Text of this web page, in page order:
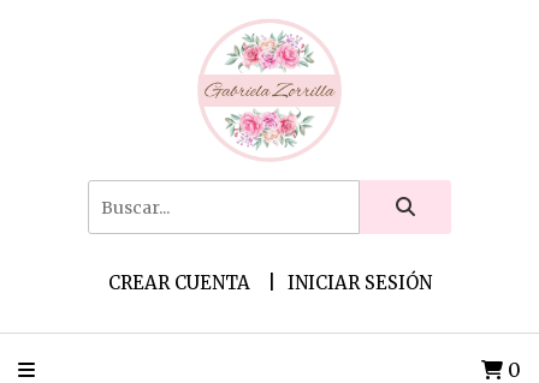
CREAR CUENTA INICIAR SESIÓN
0